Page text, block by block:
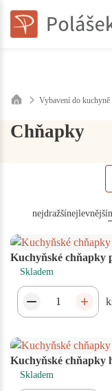
Vybavení do kuchyně
Chňapky
nejdražšínejlevnější
Kuchyňské chňapky
Skladem
Kuchyňské chňapky
Skladem